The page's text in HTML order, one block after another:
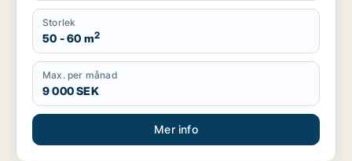
Storlek
50 - 60 m2
Max. per månad
9 000 SEK
Mer info